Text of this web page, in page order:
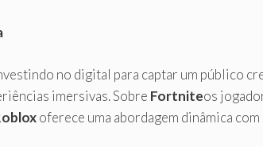
no digital para captar um público
imersivas. Sobre Fortniteos
oferece uma abordagem dinâmica